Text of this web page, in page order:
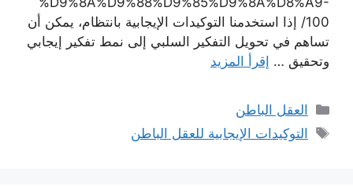
100/ إذا استخدمنا التوكيدات الإيجابية بانتظام، يمكن أن
تساهم في تحويل التفكير السلبي إلى نمط تفكير إيجابي
وتحقيق … إقرأ المزيد
التصنيفات
العقل الباطن
الوسوم
التوكيدات الإيجابية للعقل الباطن